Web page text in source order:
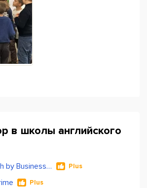
в школы английского
My English by Business Language Plus
Plus